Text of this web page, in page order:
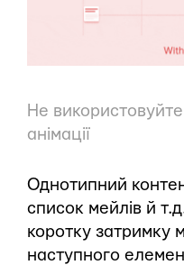
Не
анімації
Однотипний
список мейлів й
коротку затримку
наступного